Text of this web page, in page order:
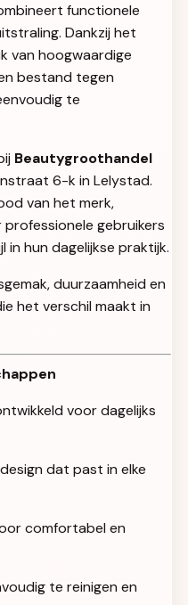
functionele
Dankzij het
van hoogwaardige
bestand tegen
te
Beautygroothandel
6-k in Lelystad.
van het merk,
gebruikers
in hun dagelijkse praktijk.
duurzaamheid en
het verschil maakt in
voor dagelijks
dat past in elke
comfortabel en
te reinigen en